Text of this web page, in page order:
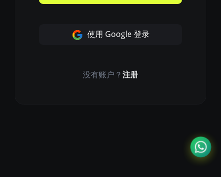
使用 Google 登录
没有账户？注册